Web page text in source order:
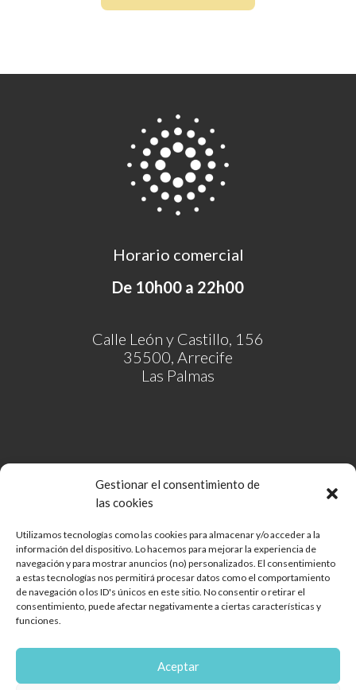
Gestionar el consentimiento de
las cookies
Utilizamos tecnologías como las cookies para almacenar y/o acceder a la
información del dispositivo. Lo hacemos para mejorar la experiencia de
navegación y para mostrar anuncios (no) personalizados. El consentimiento
a estas tecnologías nos permitirá procesar datos como el comportamiento
de navegación o los ID's únicos en este sitio. No consentir o retirar el
consentimiento, puede afectar negativamente a ciertas características y
funciones.
Aceptar
Horario comercial
De 10h00 a 22h00
Calle León y Castillo, 156
35500, Arrecife
Las Palmas
Comunidad de Bienes Open Mall Lanzarote CB
Aviso legal
Política de cookies
Protección de Datos
Diseño web